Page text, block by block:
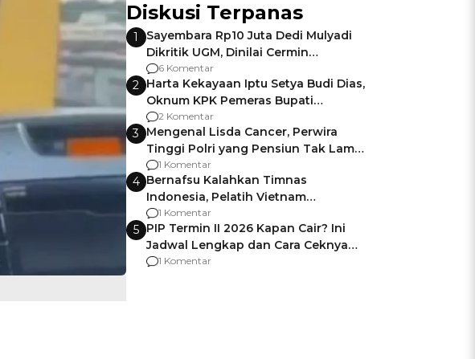
Diskusi Terpanas
1
Sayembara Rp10 Juta Dedi Mulyadi
Dikritik UGM, Dinilai Cermin
Gagalnya Negara Jamin Keamanan
6 Komentar
2 Harta Kekayaan Iptu Setya Budi Dias,
Oknum KPK Pemeras Bupati
Pemalang
2 Komentar
3 Mengenal Lisda Cancer, Perwira
Tinggi Polri yang Pensiun Tak Lama
Usai Jadi Brigjen
1 Komentar
4 Bernafsu Kalahkan Timnas
Indonesia, Pelatih Vietnam
Berencana Pakai Jimat di Pakansari
1 Komentar
5 PIP Termin II 2026 Kapan Cair? Ini
Jadwal Lengkap dan Cara Ceknya
agar Dana Tidak Hangus!
1 Komentar